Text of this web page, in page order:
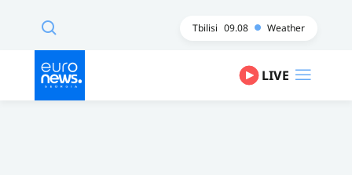
Tbilisi 09.08 Weather
LIVE